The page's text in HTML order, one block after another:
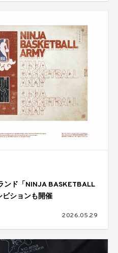
ンド「NINJA BASKETBALL
ションも開催
2026.05.29